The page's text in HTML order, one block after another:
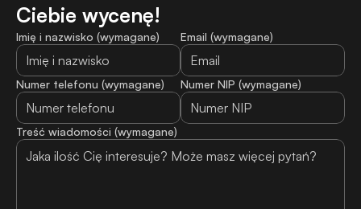
Ciebie wycenę!
Imię i nazwisko (wymagane) Email (wymagane)
Numer telefonu (wymagane) Numer NIP (wymagane)
Treść wiadomości (wymagane)